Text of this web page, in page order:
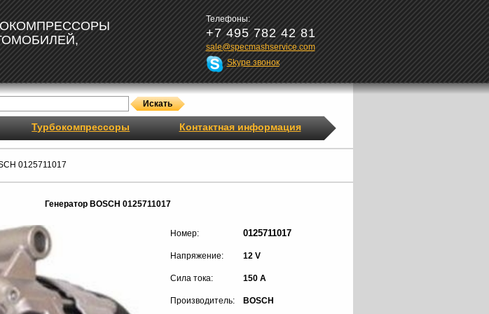
Телефоны:
+7 495 782 42 81
sale@specmashservice.com
Skype звонок
Турбокомпрессоры Контактная информация
0125711017
Генератор BOSCH 0125711017
Номер: 0125711017
Напряжение: 12 V
Сила тока: 150 A
Производитель: BOSCH